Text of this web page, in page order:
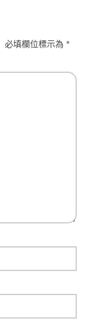
必填欄位標示為*